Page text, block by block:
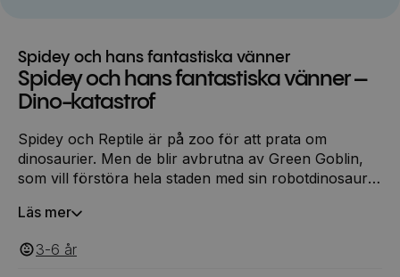
Spidey och hans fantastiska vänner
Spidey och hans fantastiska vänner –
Dino-katastrof
Spidey och Reptile är på zoo för att prata om
dinosaurier. Men de blir avbrutna av Green Goblin,
som vill förstöra hela staden med sin robotdinosaurie.
de ska kunna rädda alla från Gobbys onda plan. Men
de två superhjältarna stoppa den skenande roboten i
Läs mer
3-6 ‎‎ år